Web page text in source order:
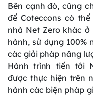
Bên cạnh đó, cũng
để Coteccons có
nhà Net Zero khác
hành, sử dụng 100%
các giải pháp năng
Hành trình tiến tới
được thực hiện trên
hành các biện pháp